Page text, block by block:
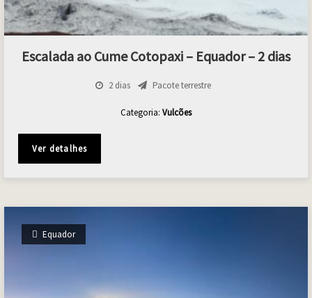
Escalada ao Cume Cotopaxi – Equador – 2 dias
2 dias Pacote terrestre
Categoria: Vulcões
Ver detalhes
Equador